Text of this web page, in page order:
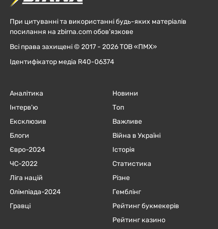
При цитуванні та використанні будь-яких матеріалів
посилання на zbirna.com обов'язкове
Всі права захищені © 2017 - 2026 ТОВ «ПМХ»
Ідентифікатор медіа R40-06374
Аналітика
Інтерв'ю
Ексклюзив
Блоги
Євро-2024
ЧC-2022
Ліга націй
Олімпіада-2024
Гравці
Новини
Топ
Важливе
Війна в Україні
Історія
Статистика
Різне
Гемблінг
Рейтинг букмекерів
Рейтинг казино